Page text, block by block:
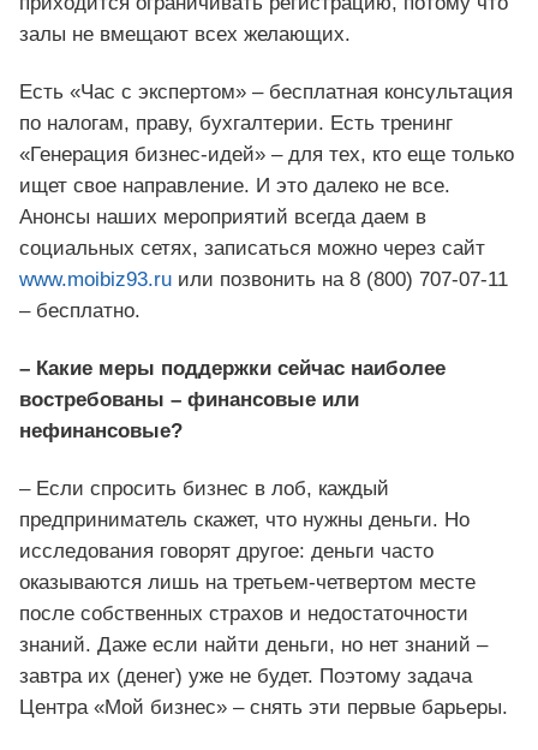
залы не вмещают всех желающих.
Есть «Час с экспертом» – бесплатная консультация
по налогам, праву, бухгалтерии. Есть тренинг
«Генерация бизнес-идей» – для тех, кто еще только
ищет свое направление. И это далеко не все.
Анонсы наших мероприятий всегда даем в
социальных сетях, записаться можно через сайт
www.moibiz93.ru или позвонить на 8 (800) 707-07-11
– бесплатно.
– Какие меры поддержки сейчас наиболее
востребованы – финансовые или
нефинансовые?
– Если спросить бизнес в лоб, каждый
предприниматель скажет, что нужны деньги. Но
исследования говорят другое: деньги часто
оказываются лишь на третьем-четвертом месте
после собственных страхов и недостаточности
знаний. Даже если найти деньги, но нет знаний –
завтра их (денег) уже не будет. Поэтому задача
Центра «Мой бизнес» – снять эти первые барьеры.